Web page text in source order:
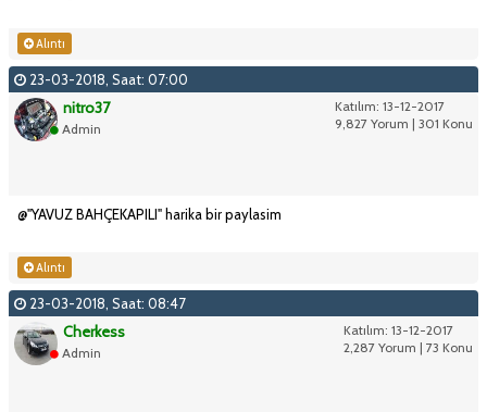
Alıntı
23-03-2018, Saat: 07:00
Katılım: 13-12-2017
9,827 Yorum | 301 Konu
nitro37
Admin
@"YAVUZ BAHÇEKAPILI" harika bir paylasim
Alıntı
23-03-2018, Saat: 08:47
Katılım: 13-12-2017
2,287 Yorum | 73 Konu
Cherkess
Admin